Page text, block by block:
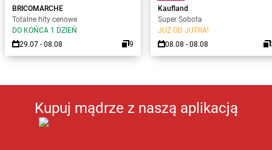
BRICOMARCHE
Totalne hity cenowe
DO KOŃCA 1 DZIEŃ
29.07 - 08.08
9
Kaufland
Super Sobota
JUŻ OD JUTRA!
08.08 - 08.08
Kupuj mądrze z naszą aplikacją